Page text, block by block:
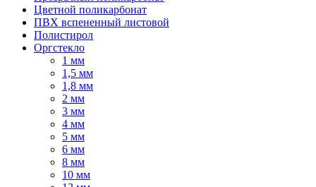
Цветной поликарбонат
ПВХ вспененный листовой
Полистирол
Оргстекло
1 мм
1,5 мм
1,8 мм
2 мм
3 мм
4 мм
5 мм
6 мм
8 мм
10 мм